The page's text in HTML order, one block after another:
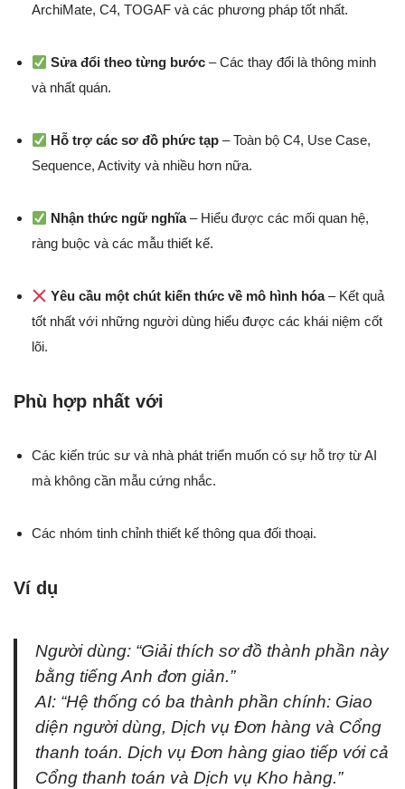
ArchiMate, C4, TOGAF và các phương pháp tốt nhất.
Sửa đổi theo từng bước – Các thay đổi là thông minh
và nhất quán.
Hỗ trợ các sơ đồ phức tạp – Toàn bộ C4, Use Case,
Sequence, Activity và nhiều hơn nữa.
Nhận thức ngữ nghĩa– Hiểu được các mối quan hệ,
ràng buộc và các mẫu thiết kế.
Yêu cầu một chút kiến thức về mô hình hóa– Kết quả
tốt nhất với những người dùng hiểu được các khái niệm cốt
lõi.
Phù hợp nhất với
Các kiến trúc sư và nhà phát triển muốn có sự hỗ trợ từ AI
mà không cần mẫu cứng nhắc.
Các nhóm tinh chỉnh thiết kế thông qua đối thoại.
Ví dụ
Người dùng: “Giải thích sơ đồ thành phần này
bằng tiếng Anh đơn giản.”
AI: “Hệ thống có ba thành phần chính: Giao
diện người dùng, Dịch vụ Đơn hàng và Cổng
thanh toán. Dịch vụ Đơn hàng giao tiếp với cả
Cổng thanh toán và Dịch vụ Kho hàng.”